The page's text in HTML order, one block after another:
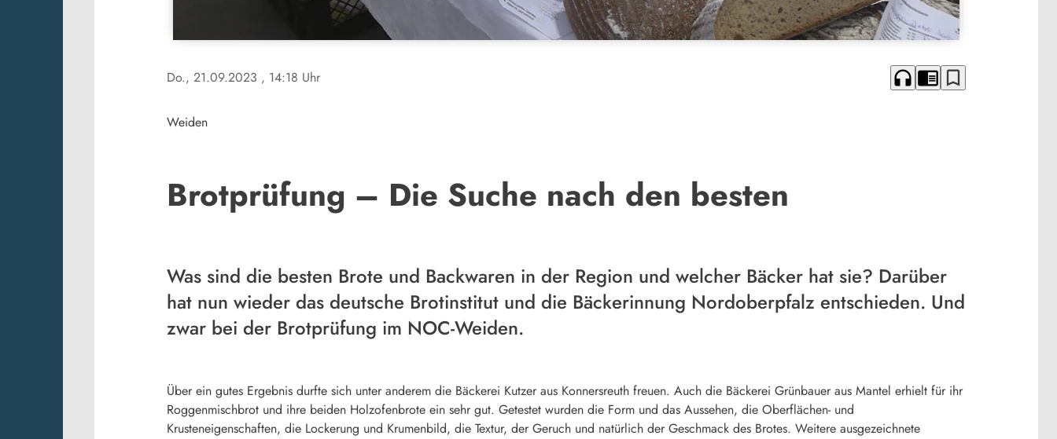
Do., 21.09.2023 , 14:18 Uhr headphones chrome_reader_mode bookmark_border
Weiden
Brotprüfung – Die Suche nach den besten
Was sind die besten Brote und Backwaren in der Region und welcher Bäcker hat sie? Darüber
hat nun wieder das deutsche Brotinstitut und die Bäckerinnung Nordoberpfalz entschieden. Und
zwar bei der Brotprüfung im NOC-Weiden.
Über ein gutes Ergebnis durfte sich unter anderem die Bäckerei Kutzer aus Konnersreuth freuen. Auch die Bäckerei Grünbauer aus Mantel erhielt für ihr
Roggenmischbrot und ihre beiden Holzofenbrote ein sehr gut. Getestet wurden die Form und das Aussehen, die Oberflächen- und
Krusteneigenschaften, die Lockerung und Krumenbild, die Textur, der Geruch und natürlich der Geschmack des Brotes. Weitere ausgezeichnete